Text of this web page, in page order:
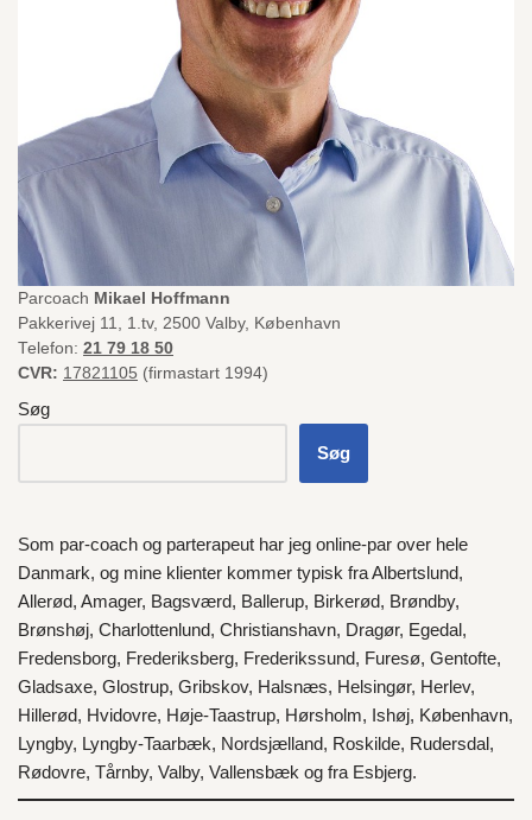
Parcoach Mikael Hoffmann
Pakkerivej 11, 1.tv, 2500 Valby, København
Telefon: 21 79 18 50
CVR: 17821105 (firmastart 1994)
Søg
Søg
Som par-coach og parterapeut har jeg online-par over hele
Danmark, og mine klienter kommer typisk fraAlbertslund,
Allerød, Amager, Bagsværd, Ballerup, Birkerød, Brøndby,
Brønshøj, Charlottenlund, Christianshavn, Dragør, Egedal,
Fredensborg, Frederiksberg, Frederikssund, Furesø, Gentofte,
Gladsaxe, Glostrup, Gribskov, Halsnæs, Helsingør, Herlev,
Hillerød, Hvidovre, Høje-Taastrup, Hørsholm, Ishøj, København,
Lyngby, Lyngby-Taarbæk, Nordsjælland, Roskilde, Rudersdal,
Rødovre, Tårnby, Valby, Vallensbæk og fra Esbjerg.